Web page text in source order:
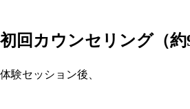
初回カウンセリング（約
体験セッション後、